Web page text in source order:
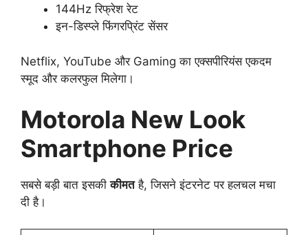
144Hz रिफ्रेश रेट
इन-डिस्प्ले फिंगरप्रिंट सेंसर
Netflix, YouTube और Gaming का एक्सपीरियंस एकदम
स्मूद और कलरफुल मिलेगा।
Motorola New Look
Smartphone Price
सबसे बड़ी बात इसकीकीमतहै, जिसने इंटरनेट पर हलचल मचा
दी है।